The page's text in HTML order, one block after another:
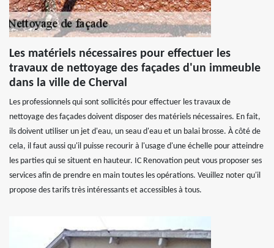
Les matériels nécessaires pour effectuer les
travaux de nettoyage des façades d'un immeuble
dans la ville de Cherval
Les professionnels qui sont sollicités pour effectuer les travaux de
nettoyage des façades doivent disposer des matériels nécessaires. En fait,
ils doivent utiliser un jet d'eau, un seau d'eau et un balai brosse. À côté de
cela, il faut aussi qu'il puisse recourir à l'usage d'une échelle pour atteindre
les parties qui se situent en hauteur. IC Renovation peut vous proposer ses
services afin de prendre en main toutes les opérations. Veuillez noter qu'il
propose des tarifs très intéressants et accessibles à tous.